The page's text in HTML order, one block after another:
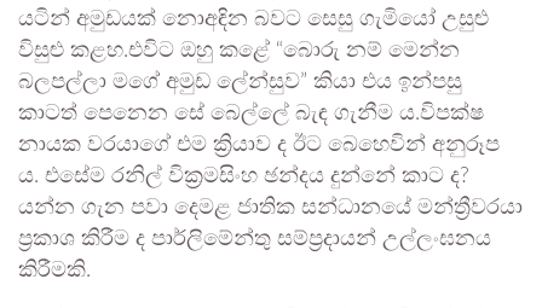
යටින් අමුඩයක් නොඅඳින බවට සෙසු ගැමියෝ උසුළු
විසුළු කළහ.එවිට ඔහු කළේ “බොරු නම් මෙන්න
බලපල්ලා මගේ අමුඩ ලේන්සුව” කියා එය ඉන්පසු
කාටත් පෙනෙන සේ බෙල්ලේ බැඳ ගැනීම ය.විපක්ෂ
නායක වරයාගේ එම ක්‍රියාව ද ඊට බෙහෙවින් අනුරූප
ය. එසේම රනිල් වික්‍රමසිංහ ඡන්දය දුන්නේ කාට ද?
යන්න ගැන පවා දෙමළ ජාතික සන්ධානයේ මන්ත්‍රීවරයා
ප්‍රකාශ කිරීම ද පාර්ලිමේන්තු සම්ප්‍රදායන් උල්ලංඝනය
කිරීමකි.